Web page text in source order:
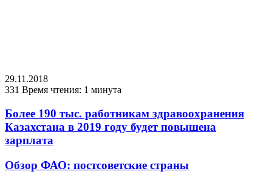
29.11.2018
331 Время чтения: 1 минута
Более 190 тыс. работникам здравоохранения
Казахстана в 2019 году будет повышена
зарплата
Обзор ФАО: постсоветские страны